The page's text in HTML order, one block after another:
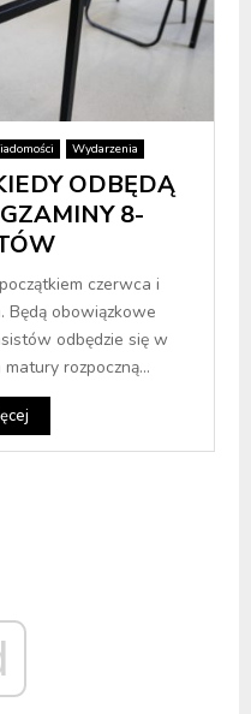
Wydarzenia
ODBĘDĄ
8-
czerwca i
Będą obowiązkowe
odbędzie się w
rozpoczną...